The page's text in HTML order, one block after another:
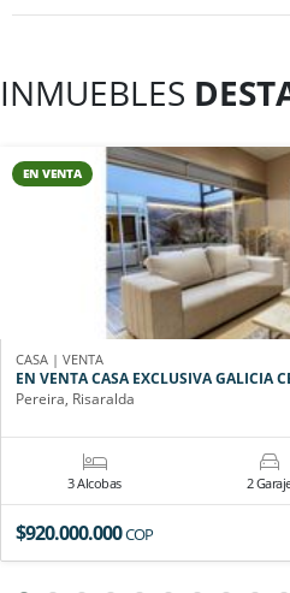
INMUEBLES
EN VENTA
CASA | VENTA
EN VENTA CASA EXCLUSIVA GALICIA
Pereira, Risaralda
3 Alcobas 2
$920.000.000COP